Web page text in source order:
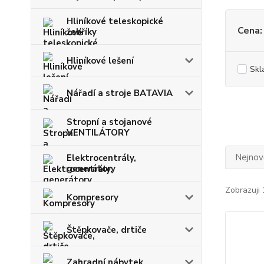
Hliníkové teleskopické
žebříky
Hliníkové lešení
Nářadí a stroje BATAVIA
Stropní a stojanové
VENTILÁTORY
Elektrocentrály,
generátory
Kompresory
Štěpkovače, drtiče
Cena:
Zobrazuji